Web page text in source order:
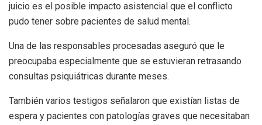
juicio es el posible impacto asistencial que el conflicto
pudo tener sobre pacientes de salud mental.
Una de las responsables procesadas aseguró que le
preocupaba especialmente que se estuvieran retrasando
consultas psiquiátricas durante meses.
También varios testigos señalaron que existían listas de
espera y pacientes con patologías graves que necesitaban